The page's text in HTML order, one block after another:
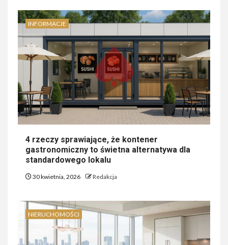
INFORMACJE
4 rzeczy sprawiające, że kontener
gastronomiczny to świetna alternatywa dla
standardowego lokalu
30 kwietnia, 2026 Redakcja
NIERUCHOMOŚCI